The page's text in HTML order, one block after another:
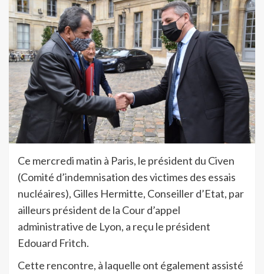
Ce mercredi matin à Paris, le président du Civen
(Comité d’indemnisation des victimes des essais
nucléaires), Gilles Hermitte, Conseiller d’Etat, par
ailleurs président de la Cour d’appel
administrative de Lyon, a reçu le président
Edouard Fritch.
Cette rencontre, à laquelle ont également assisté